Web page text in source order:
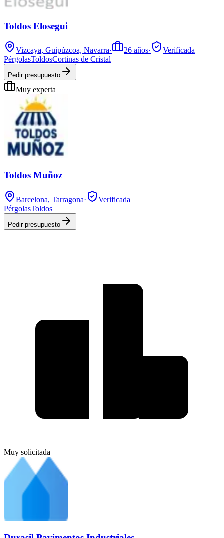
Toldos Elosegui
Vizcaya, Guipúzcoa, Navarra· 26 años·
Verificada
PérgolasToldosCortinas de Cristal
Pedir presupuesto
Muy experta
Toldos Muñoz
Barcelona, Tarragona·
Verificada
PérgolasToldos
Pedir presupuesto
Muy solicitada